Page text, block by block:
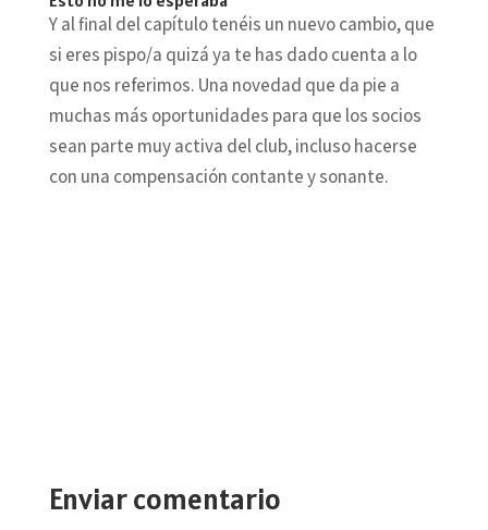
Y al final del capítulo tenéis un nuevo cambio, que
si eres pispo/a quizá ya te has dado cuenta a lo
que nos referimos. Una novedad que da pie a
muchas más oportunidades para que los socios
sean parte muy activa del club, incluso hacerse
con una compensación contante y sonante.
Enviar comentario